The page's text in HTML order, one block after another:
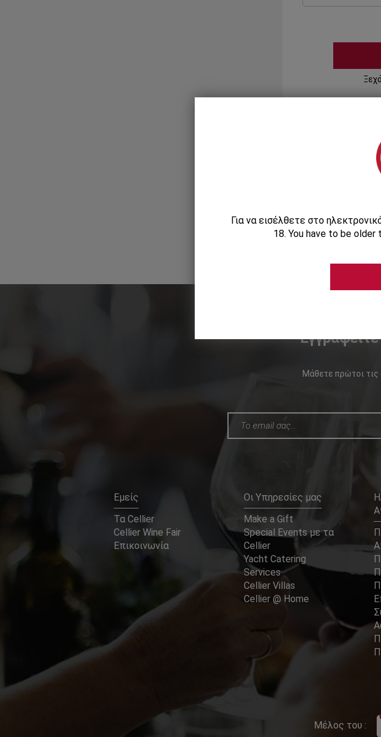
Μάθετε πρώτοι
Εμείς
Τα Cellier
Cellier Wine Fair
Επικοινωνία
Οι Υπηρεσίες μας
Make a Gift
Special Events με τα
Cellier
Yacht Catering
Services
Cellier Villas
Cellier @ Home
Μέλος του :
Για να εισέλθετε στο
18. You have to be